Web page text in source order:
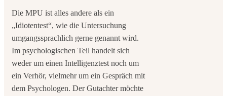
Die MPU ist alles andere als ein
„Idiotentest“, wie die Untersuchung
umgangssprachlich gerne genannt wird.
Im psychologischen Teil handelt sich
weder um einen Intelligenztest noch um
ein Verhör, vielmehr um ein Gespräch mit
dem Psychologen. Der Gutachter möchte